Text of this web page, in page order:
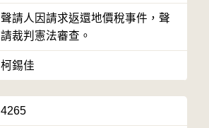
聲請人因請求返還地價稅事件，聲
請裁判憲法審查。
柯錫佳
4265